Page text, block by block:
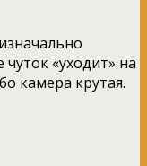
«уходит» на
камера крутая.